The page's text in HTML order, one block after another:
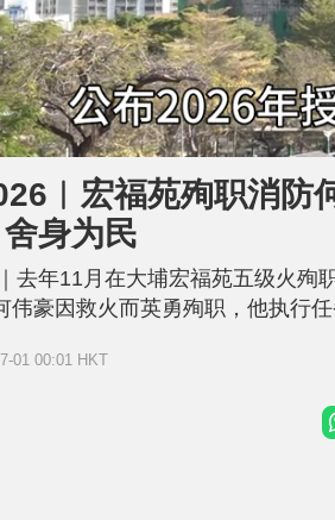
L
o
d
e
d
8
%
宏福苑殉职消防
身为民
去年11月在大埔宏福苑五级火殉
伟豪因救火而英勇殉职，他执行
展现他鞠躬尽瘁、英勇无畏、舍
在嘉许语指，何伟豪为首批救援
01 00:01 HKT